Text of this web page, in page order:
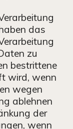
das
zu
bestrittene
wird, wenn
wegen
ablehnen
der
wenn